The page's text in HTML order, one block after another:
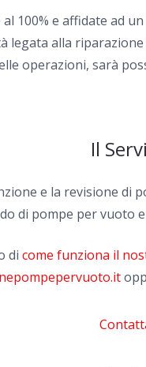
100% e affidate ad
alla
operazioni, sarà
Il
e la revisione di
di pompe per vuoto
di come funziona il